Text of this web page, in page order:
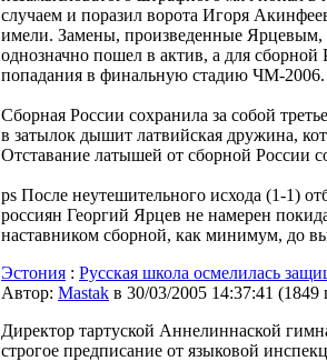
случаем и поразил ворота Игоря
имели. Замены, произведенные Ярцевым,
однозначно пошел в актив, а для сборной
попадания в финальную стадию ЧМ-2006.
Сборная России сохранила за собой
в затылок дышит латвийская дружина,
Отставание латышей от сборной России
ps После неутешительного исхода (1-1)
россиян Георгий Ярцев не намерен
наставником сборной, как минимум, до
Эстония : Русская школа осмелилась
Автор: Мastak в 30/03/2005 14:37:41 (1849
Директор тартуской Аннелиннаской
строгое предписание от языковой